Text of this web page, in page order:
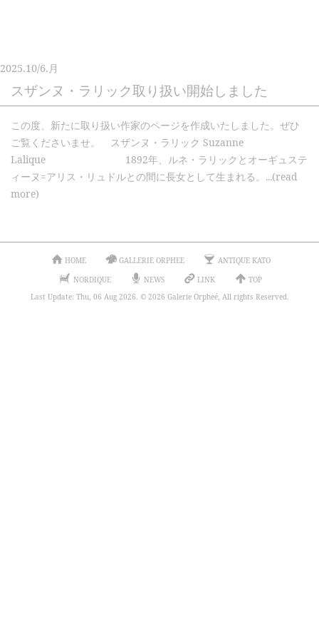
2025.10/6.月
スザンヌ・ラリック取り扱い開始しました
この度、新たに取り扱い作家のページを作成いたしました。ぜひ
ご覧くださいませ。 スザンヌ・ラリック Suzanne
Lalique 1892年、ルネ・ラリックとオーギュステ
ィーヌ=アリス・リュドルとの間に長女として生まれる。...(read
more)
HOME GALLERIE ORPHEE
ANTIQUE KATO
NORDIQUE
NEWS LINK
TOP
Last Update: Thu, 06 Aug 2026. © 2026 Galerie Orpheé, All rights Reserved.